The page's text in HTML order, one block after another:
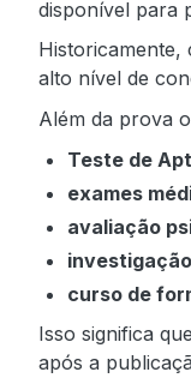
disponível para
Historicamente,
alto nível de
Além da prova
Teste de
exames
avaliação
curso de
Isso significa
após a